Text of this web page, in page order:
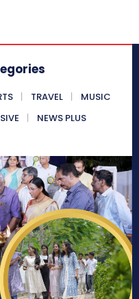
TRAVEL
MUSIC
NEWS PLUS